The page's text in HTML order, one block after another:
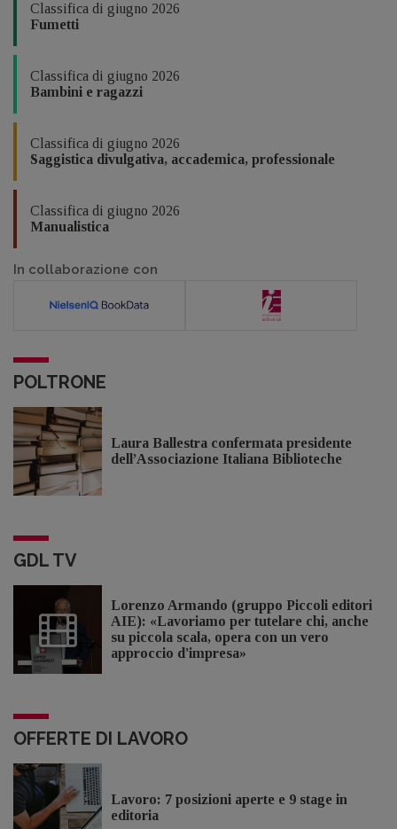
Classifica di giugno 2026
Fumetti
Classifica di giugno 2026
Bambini e ragazzi
Classifica di giugno 2026
Saggistica divulgativa, accademica, professionale
Classifica di giugno 2026
Manualistica
In collaborazione con
POLTRONE
Laura Ballestra confermata presidente
dell’Associazione Italiana Biblioteche
GDL TV
Lorenzo Armando (gruppo Piccoli editori
AIE): «Lavoriamo per tutelare chi, anche
su piccola scala, opera con un vero
approccio d'impresa»
OFFERTE DI LAVORO
Lavoro: 7 posizioni aperte e 9 stage in
editoria